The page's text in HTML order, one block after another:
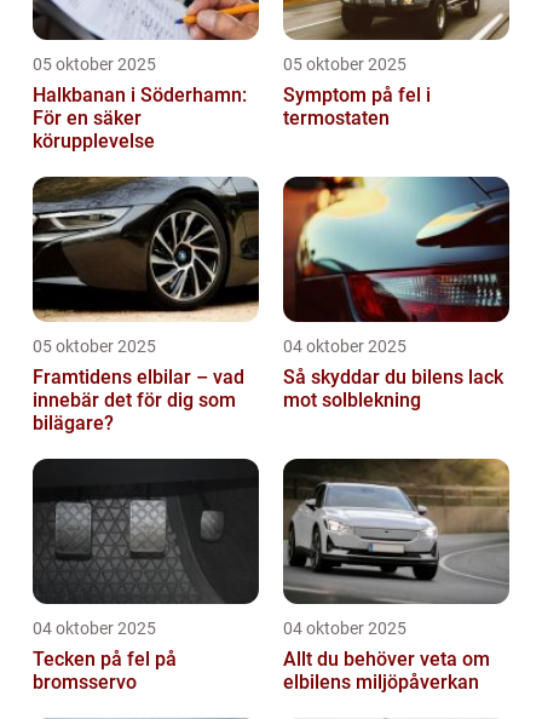
05 oktober 2025
Halkbanan i Söderhamn:
För en säker
körupplevelse
05 oktober 2025
Symptom på fel i
termostaten
05 oktober 2025
Framtidens elbilar – vad
innebär det för dig som
bilägare?
04 oktober 2025
Så skyddar du bilens lack
mot solblekning
04 oktober 2025
Tecken på fel på
bromsservo
04 oktober 2025
Allt du behöver veta om
elbilens miljöpåverkan